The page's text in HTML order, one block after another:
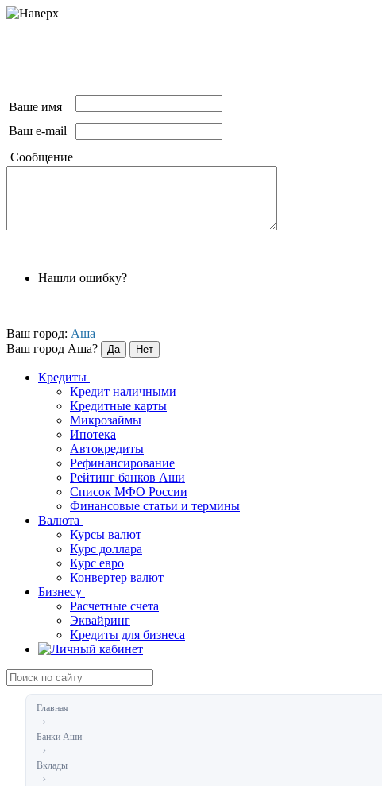
Ваше имя
Ваш e-mail
Сообщение
Нашли ошибку?
Ваш город: Аша
Ваш город Аша?
Кредиты
Кредит наличными
Кредитные карты
Микрозаймы
Ипотека
Автокредиты
Рефинансирование
Рейтинг банков Аши
Список МФО России
Финансовые статьи и термины
Валюта
Курсы валют
Курс доллара
Курс евро
Конвертер валют
Бизнесу
Расчетные счета
Эквайринг
Кредиты для бизнеса
Главная
Банки Аши
Вклады